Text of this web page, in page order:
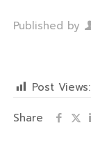
Published by
Post Views:
Share